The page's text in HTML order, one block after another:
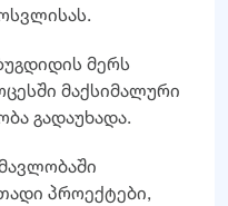
მერს
მაქსიმალური
გადაუხადა.
პროექტები,